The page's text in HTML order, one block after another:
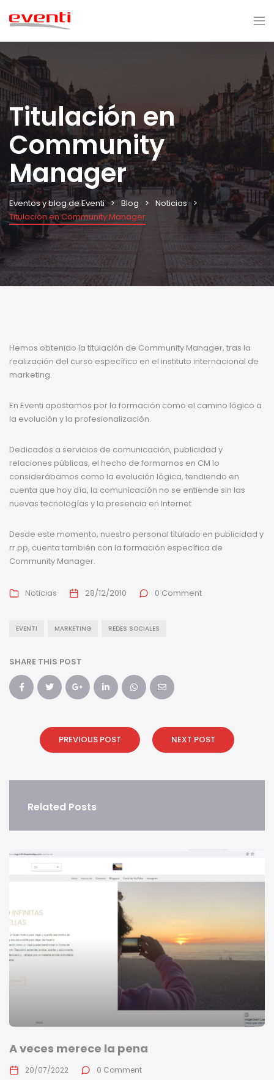
Titulación en
Community
Manager
Eventos y blog de Eventi Blog
Noticias
Titulación en Community Manager
Hemos obtenido la titulación de Community Manager, tras la
realización del curso específico en el instituto internacional de
marketing.
En Eventi apostamos por la formación como el camino lógico a
la evolución y la profesionalización.
Dedicados a servicios de comunicación, publicidad y
relaciones públicas, el hecho de formarnos en CM lo
considerábamos como la evolución lógica, tendiendo en
cuenta que hoy día, la comunicación no se entiende sin las
nuevas tecnologías y la presencia en Internet.
Desde este momento, nuestro personal titulado en publicidad y
rr.pp, cuenta también con la formación específica de
Community Manager.
Noticias 28/12/2010 0 Comment
EVENTI MARKETING REDES SOCIALES
SHARE THIS POST
PREVIOUS POST NEXT POST
Related Posts
A veces merece la pena
20/07/2022 0 Comment